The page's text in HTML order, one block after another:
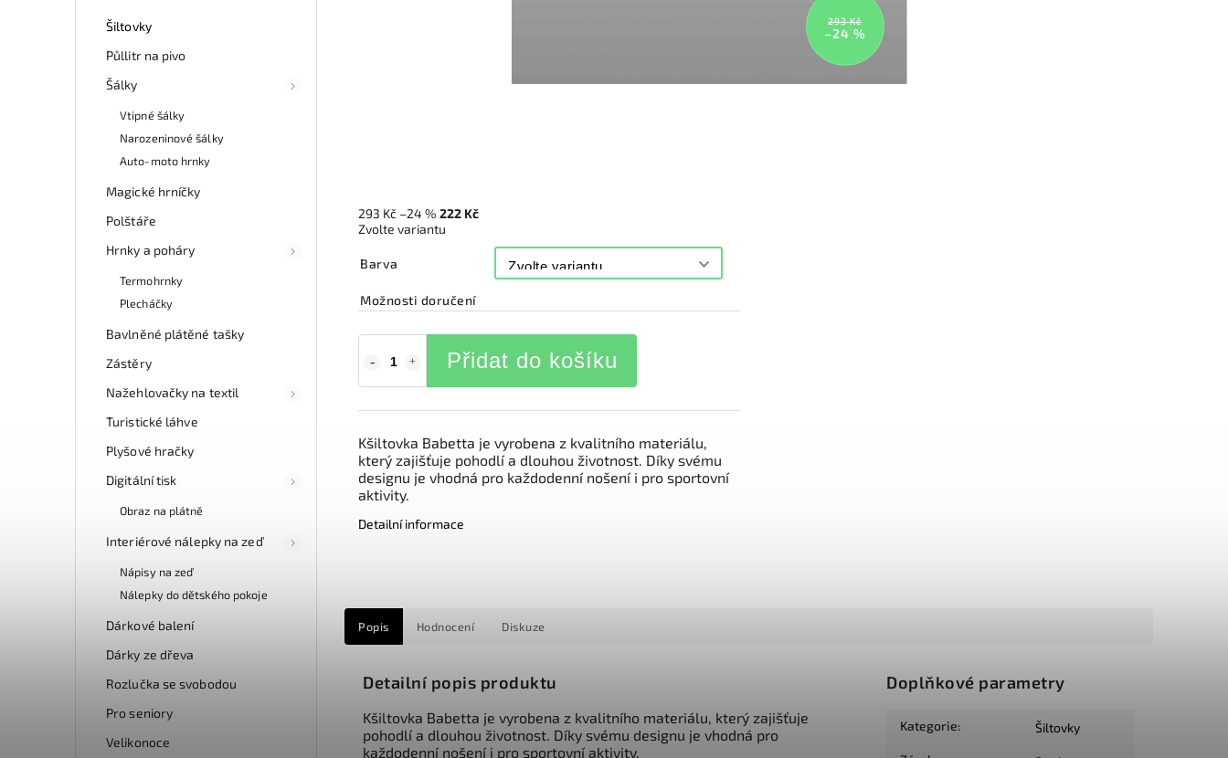
Šiltovky
Půllitr na pivo
Šálky
Vtipné šálky
Narozeninové šálky
Auto-moto hrnky
Magické hrníčky
Polštáře
Hrnky a poháry
Termohrnky
Plecháčky
Bavlněné plátěné tašky
Zástěry
Nažehlovačky na textil
Turistické láhve
Plyšové hračky
Digitální tisk
Obraz na plátně
Interiérové nálepky na zeď
Nápisy na zeď
Nálepky do dětského pokoje
Dárkové balení
Dárky ze dřeva
Rozlučka se svobodou
Pro seniory
Velikonoce
293 Kč
–24 %
293 Kč –24 % 222 Kč
Zvolte variantu
Barva
Možnosti doručení
Přidat do košíku
Kšiltovka Babetta je vyrobena z kvalitního materiálu,
který zajišťuje pohodlí a dlouhou životnost. Díky svému
designu je vhodná pro každodenní nošení i pro sportovní
aktivity.
Detailní informace
Popis Hodnocení Diskuze
Detailní popis produktu
Kšiltovka Babetta je vyrobena z kvalitního materiálu, který zajišťuje
pohodlí a dlouhou životnost. Díky svému designu je vhodná pro
každodenní nošení i pro sportovní aktivity.
Doplňkové parametry
Kategorie: Šiltovky